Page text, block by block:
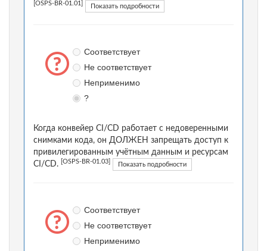
[OSPS-BR-01.01] Показать подробности
Соответствует
Не соответствует
Неприменимо
?
Когда конвейер CI/CD работает с недоверенными
снимками кода, он ДОЛЖЕН запрещать доступ к
привилегированным учётным данным и ресурсам
CI/CD.
[OSPS-BR-01.03] Показать подробности
Соответствует
Не соответствует
Неприменимо